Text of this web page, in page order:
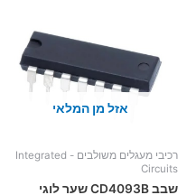
אזל מן המלאי
רכיבי מעגלים משולבים - Integrated
Circuits
שבב CD4093B שער לוגי